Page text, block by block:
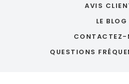
AVIS
LE BLOG
CONTACTEZ-
QUESTIONS